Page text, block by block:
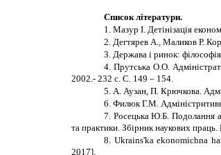
Список літератури.
1. Мазур І. Детінізація
2. Дегтярев А., Маликов Р.
3. Держава і ринок:
4. Прутська О.О.
2002.- 232 с. С. 149 – 154.
5. А. Аузан, П. Крючкова.
6. Филюк Г.М. Адміні
7. Росецька Ю.Б. Подолання
та практики. Збірник наукових
8. Ukrains'ka ekonomichna
2017].